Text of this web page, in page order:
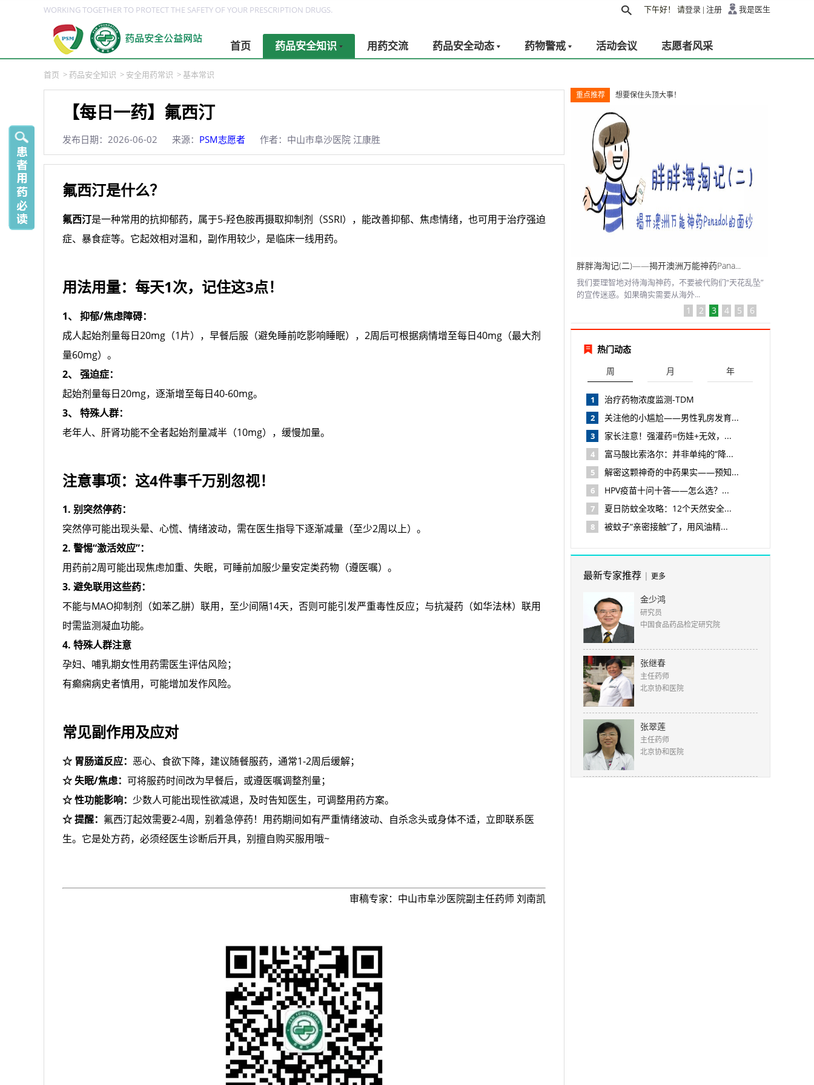
WORKING TOGETHER TO PROTECT THE SAFETY OF YOUR PRESCRIPTION DRUGS. 下午好！ 请登录 | 注册 我是医生
首页 药品安全知识 用药交流 药品安全动态 药物警戒 活动会议 志愿者风采
首页 > 药品安全知识 > 安全用药常识 >基本常识
【每日一药】氟西汀
发布日期：2026-06-02 来源： PSM志愿者 作者：中山市阜沙医院 江康胜
氟西汀是什么？
氟西汀是一种常用的抗抑郁药，属于5-羟色胺再摄取抑制剂（SSRI），能改善抑郁、焦虑情绪，也可用于治疗强迫
症、暴食症等。它起效相对温和，副作用较少，是临床一线用药。
用法用量：每天1次，记住这3点！
1、 抑郁/焦虑障碍：
成人起始剂量每日20mg（1片），早餐后服（避免睡前吃影响睡眠），2周后可根据病情增至每日40mg（最大剂
量60mg）。
2、 强迫症：
起始剂量每日20mg，逐渐增至每日40-60mg。
3、 特殊人群：
老年人、肝肾功能不全者起始剂量减半（10mg），缓慢加量。
注意事项：这4件事千万别忽视！
1. 别突然停药：
突然停可能出现头晕、心慌、情绪波动，需在医生指导下逐渐减量（至少2周以上）。
2. 警惕“激活效应”：
用药前2周可能出现焦虑加重、失眠，可睡前加服少量安定类药物（遵医嘱）。
3. 避免联用这些药：
不能与MAO抑制剂（如苯乙肼）联用，至少间隔14天，否则可能引发严重毒性反应；与抗凝药（如华法林）联用
时需监测凝血功能。
4. 特殊人群注意
孕妇、哺乳期女性用药需医生评估风险；
有癫痫病史者慎用，可能增加发作风险。
常见副作用及应对
☆ 胃肠道反应： 恶心、食欲下降，建议随餐服药，通常1-2周后缓解；
☆ 失眠/焦虑： 可将服药时间改为早餐后，或遵医嘱调整剂量；
☆ 性功能影响： 少数人可能出现性欲减退，及时告知医生，可调整用药方案。
☆ 提醒： 氟西汀起效需要2-4周，别着急停药！用药期间如有严重情绪波动、自杀念头或身体不适，立即联系医
生。它是处方药，必须经医生诊断后开具，别擅自购买服用哦~
审稿专家：中山市阜沙医院副主任药师 刘南凯
重点推荐 想要保住头顶大事！
胖胖海淘记(二)——揭开澳洲万能神药Pana...
我们要理智地对待海淘神药，不要被代购们“天花乱坠”
的宣传迷惑。如果确实需要从海外...
1 2 3 4 5 6
热门动态
周
月 年
1 治疗药物浓度监测-TDM
2 关注他的小尴尬——男性乳房发育...
3 家长注意！强灌药=伤娃+无效，...
4 富马酸比索洛尔：并非单纯的“降...
5 解密这颗神奇的中药果实——预知...
6 HPV疫苗十问十答——怎么选？...
7 夏日防蚊全攻略：12个天然安全...
8 被蚊子“亲密接触”了，用风油精...
最新专家推荐 | 更多
金少鸿
研究员
中国食品药品检定研究院
张继春
主任药师
北京协和医院
张翠莲
主任药师
北京协和医院